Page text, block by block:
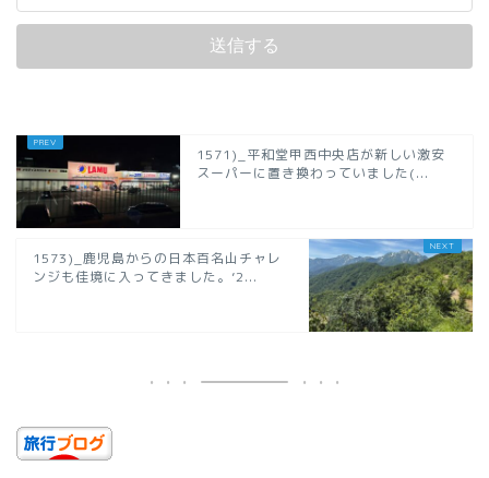
1571)_平和堂甲西中央店が新しい激安
スーパーに置き換わっていました(...
1573)_鹿児島からの日本百名山チャレ
ンジも佳境に入ってきました。’2...